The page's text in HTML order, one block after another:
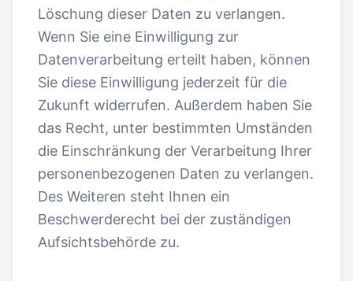
Löschung dieser Daten zu verlangen.
Wenn Sie eine Einwilligung zur
Datenverarbeitung erteilt haben, können
Sie diese Einwilligung jederzeit für die
Zukunft widerrufen. Außerdem haben Sie
das Recht, unter bestimmten Umständen
die Einschränkung der Verarbeitung Ihrer
personenbezogenen Daten zu verlangen.
Des Weiteren steht Ihnen ein
Beschwerderecht bei der zuständigen
Aufsichtsbehörde zu.